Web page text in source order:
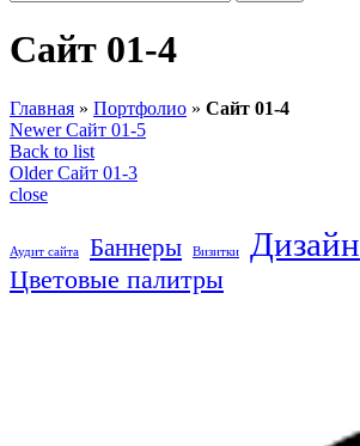
Сайт 01-4
Главная » Портфолио » Сайт 01-4
Newer Сайт 01-5
Back to list
Older Сайт 01-3
close
Аудит сайта Баннеры Визитки Дизайн
Цветовые палитры